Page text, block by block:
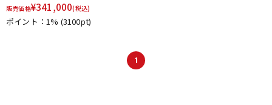
販売価格¥341,000(税込)
ポイント：1% (3100pt)
1